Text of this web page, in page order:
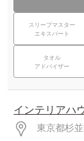
スリープマスター
エキスパート
タオル
アドバイザー
インテリアハ
東京都杉